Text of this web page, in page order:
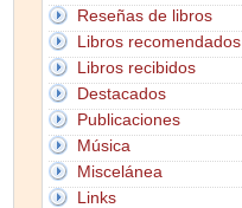
Reseñas de libros
Libros recomendados
Libros recibidos
Destacados
Publicaciones
Música
Miscelánea
Links